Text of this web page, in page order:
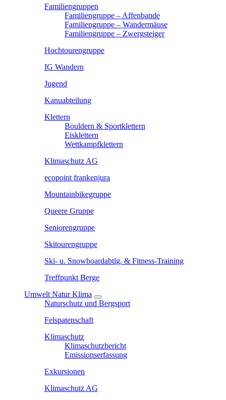
Familiengruppen
Familiengruppe – Affenbande
Familiengruppe – Wandermäuse
Familiengruppe – Zwergsteiger
Hochtourengruppe
IG Wandern
Jugend
Kanuabteilung
Klettern
Bouldern & Sportklettern
Eisklettern
Wettkampfklettern
Klimaschutz AG
ecopoint frankenjura
Mountainbikegruppe
Queere Gruppe
Seniorengruppe
Skitourengruppe
Ski- u. Snowboardabtlg. & Fitness-Training
Treffpunkt Berge
Umwelt Natur Klima
Naturschutz und Bergsport
Felspatenschaft
Klimaschutz
Klimaschutzbericht
Emissionserfassung
Exkursionen
Klimaschutz AG